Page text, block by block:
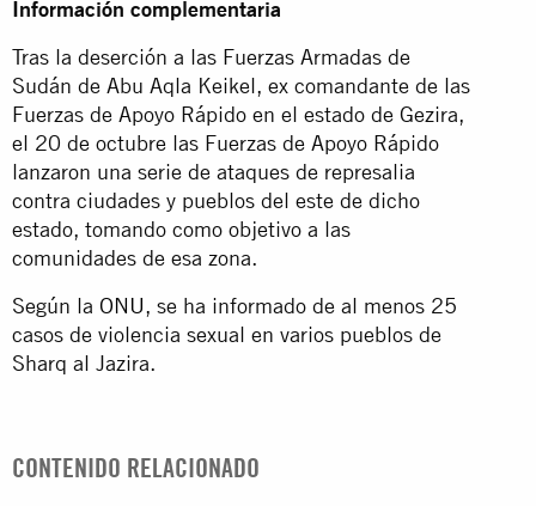
Información complementaria
Tras la deserción a las Fuerzas Armadas de
Sudán de Abu Aqla Keikel, ex comandante de las
Fuerzas de Apoyo Rápido en el estado de Gezira,
el 20 de octubre las Fuerzas de Apoyo Rápido
lanzaron una serie de ataques de represalia
contra ciudades y pueblos del este de dicho
estado, tomando como objetivo a las
comunidades de esa zona.
Según la ONU, se ha informado de al menos 25
casos de violencia sexual en varios pueblos de
Sharq al Jazira.
CONTENIDO RELACIONADO